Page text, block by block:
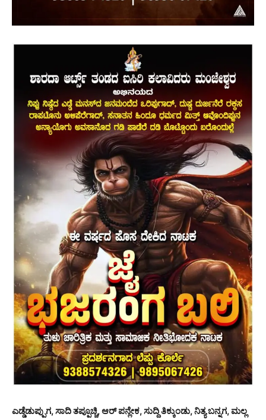
ಎಡ್ಡೆಡುಪ್ಪುಗ, ಸಾದಿ ತಪ್ಪೂಚ್ಚಿ, ಆರ್ ಪನ್ಲೇಕ, ಸುದ್ದಿ ತಿಕ್ಕುಂಡು, ನಿತ್ಯ ಬನ್ನಗ, ಮಲ್ಲ